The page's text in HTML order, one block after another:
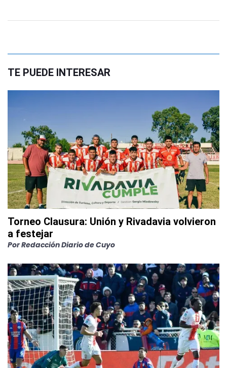
TE PUEDE INTERESAR
Torneo Clausura: Unión y Rivadavia volvieron
a festejar
PorRedacción Diario de Cuyo